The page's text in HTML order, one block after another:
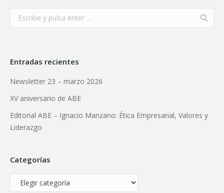
Entradas recientes
Newsletter 23 – marzo 2026
XV aniversario de ABE
Editorial ABE – Ignacio Manzano: Ética Empresarial, Valores y
Liderazgo
Categorías
Categorías